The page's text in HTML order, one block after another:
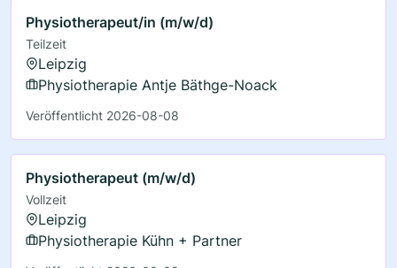
Physiotherapeut/in (m/w/d)
Teilzeit
Leipzig
Physiotherapie Antje Bäthge-Noack
Veröffentlicht 2026-08-08
Physiotherapeut (m/w/d)
Vollzeit
Leipzig
Physiotherapie Kühn + Partner